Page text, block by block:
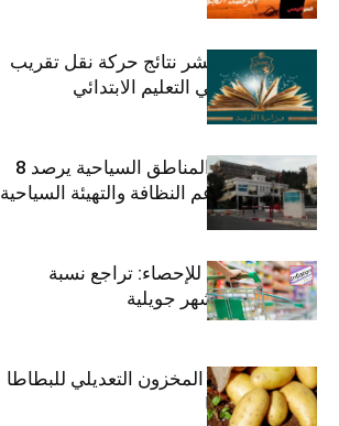
وزارة التربية تنشر نتائج حركة نقل تقريب
الأزواج لمدرّسي التعليم الابتدائي
صندوق حماية المناطق السياحية يرصد 8
مليون دينار لدعم النظافة والتهيئة السياحية
المعهد الوطني للإحصاء: تراجع نسبة
التضخم خلال شهر جويلية
وزارة الفلاحة : المخزون التعديلي للبطاطا
بلغ 12392 طنا